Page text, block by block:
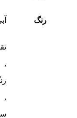
رنگ
,
,